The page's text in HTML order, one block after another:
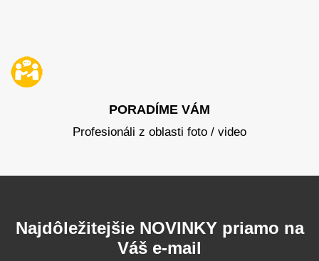
PORADÍME VÁM
Profesionáli z oblasti foto / video
Najdôležitejšie NOVINKY priamo na
Váš e-mail